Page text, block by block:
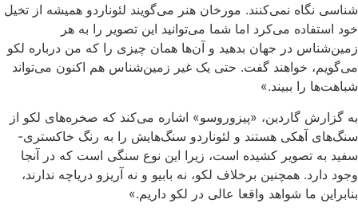
شناسی نگاه نمی‌کنند. مورخان هنر می‌گویند لئوناردو همیشه از تخیل
خود استفاده می‌کرد اما شما می‌توانید این تصویر را به هر
زمین‌شناس در جهان بدهید و آن‌ها همان چیزی را که من درباره لکو
می‌گویم، خواهند گفت. حتی یک غیر زمین‌شناس هم اکنون می‌تواند
شباهت‌ها را ببیند.»
به گزارش گاردین، «پیزوروسو» اشاره می‌کند که صخره‌های لکو از
سنگ‌های آهکی هستند و لئوناردو سنگ‌هایش را به رنگ خاکستری-
سفید به تصویر کشیده است، زیرا این نوع سنگی است که در آنجا
وجود دارد. همچنین برخلاف لکو، نه بابیو و نه آریزو دریاچه ندارند،
بنابراین ما شواهد واقعا عالی در لکو داریم.»